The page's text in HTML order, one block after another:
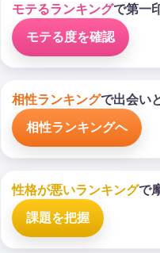
モテるランキングで第一
モテる度を確認
相性ランキングで出会い
相性ランキングへ
性格が悪いランキングで
課題を把握